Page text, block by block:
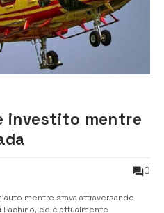
investito mentre
0
mentre stava attraversando
ed è attualmente